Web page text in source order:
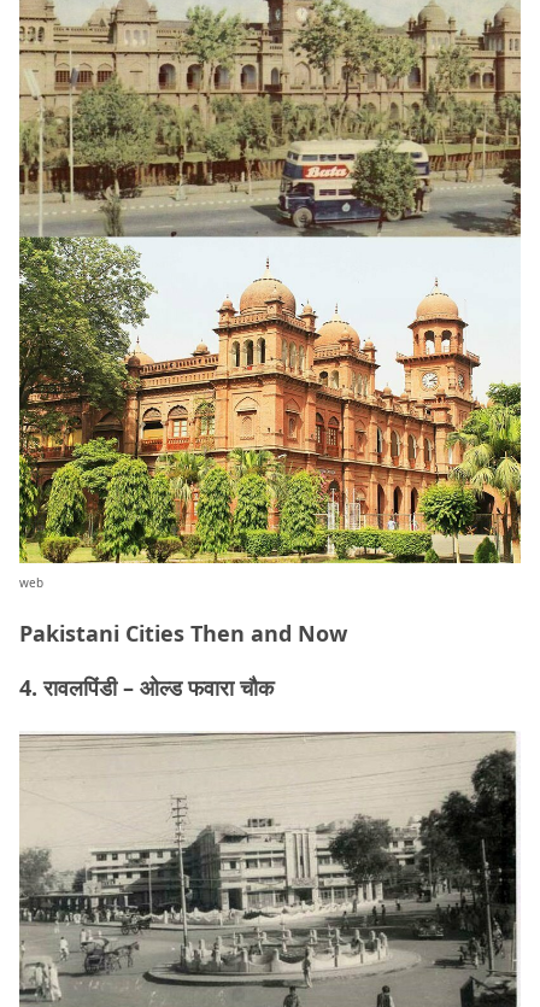
web
Pakistani Cities Then and Now
4. रावलपिंडी – ओल्ड फवारा चौक